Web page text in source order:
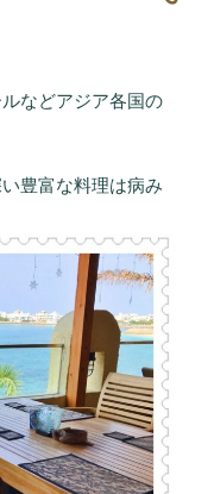
などアジア各国の
豊富な料理は病み